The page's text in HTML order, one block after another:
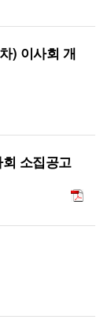
) 이사회 개
소집공고